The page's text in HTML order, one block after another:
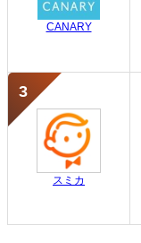
CANARY
スミカ